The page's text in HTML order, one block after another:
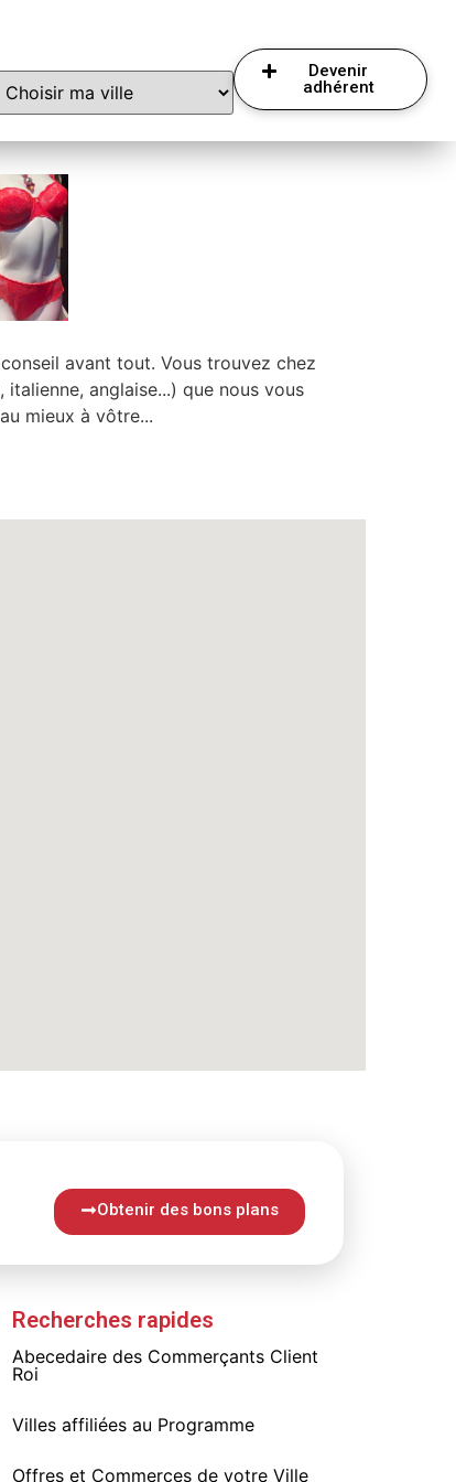
Devenir
adhérent
avant tout. Vous trouvez chez
anglaise...) que nous vous
mieux à vôtre...
Obtenir des bons plans
Recherches rapides
Abecedaire des Commerçants Client
Roi
Villes affiliées au Programme
Offres et Commerces de votre Ville